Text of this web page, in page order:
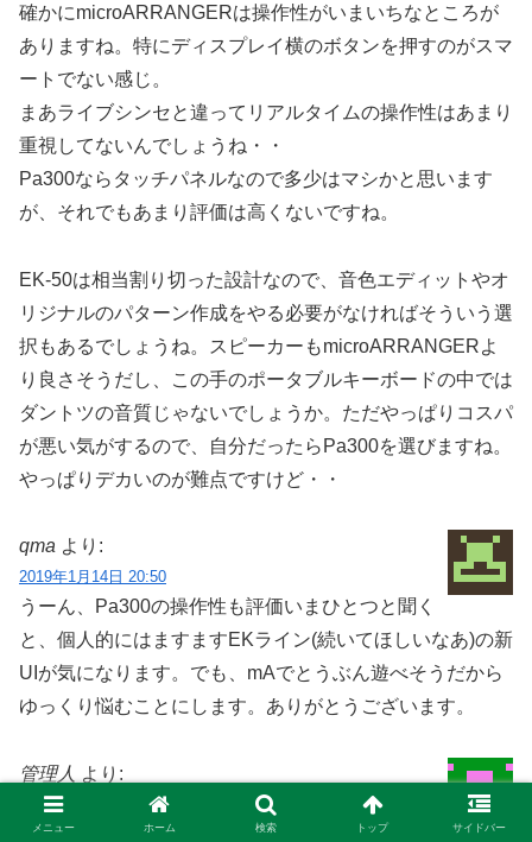
確かにmicroARRANGERは操作性がいまいちなところが
ありますね。特にディスプレイ横のボタンを押すのがスマ
ートでない感じ。
まあライブシンセと違ってリアルタイムの操作性はあまり
重視してないんでしょうね・・
Pa300ならタッチパネルなので多少はマシかと思います
が、それでもあまり評価は高くないですね。
EK-50は相当割り切った設計なので、音色エディットやオ
リジナルのパターン作成をやる必要がなければそういう選
択もあるでしょうね。スピーカーもmicroARRANGERよ
り良さそうだし、この手のポータブルキーボードの中では
ダントツの音質じゃないでしょうか。ただやっぱりコスパ
が悪い気がするので、自分だったらPa300を選びますね。
やっぱりデカいのが難点ですけど・・
qma より:
2019年1月14日 20:50
うーん、Pa300の操作性も評価いまひとつと聞く
と、個人的にはますますEKライン(続いてほしいなあ)の新
UIが気になります。でも、mAでとうぶん遊べそうだから
ゆっくり悩むことにします。ありがとうございます。
管理人 より:
2019年1月14日 21:08
タッチパネルは遅延が若干気になるらしいです
メニュー ホーム 検索 トップ サイドバー